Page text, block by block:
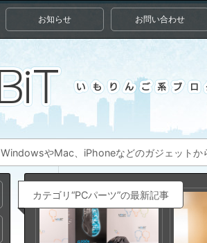
お知らせ お問い合わせ
WindowsやMac、iPhoneなどのガジェットか
カテゴリ“PCパーツ”の最新記事